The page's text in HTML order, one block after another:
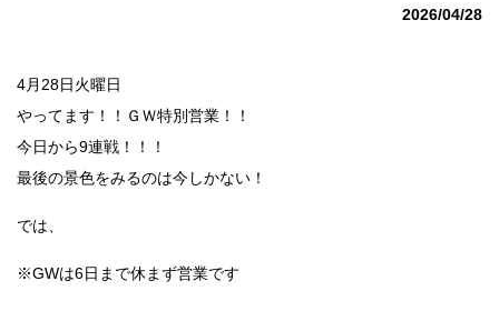
2026/04/28
4月28日火曜日
やってます！！ＧＷ特別営業！！
今日から9連戦！！！
最後の景色をみるのは今しかない！
では、
※GWは6日まで休まず営業です